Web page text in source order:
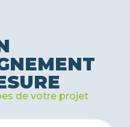
de votre projet